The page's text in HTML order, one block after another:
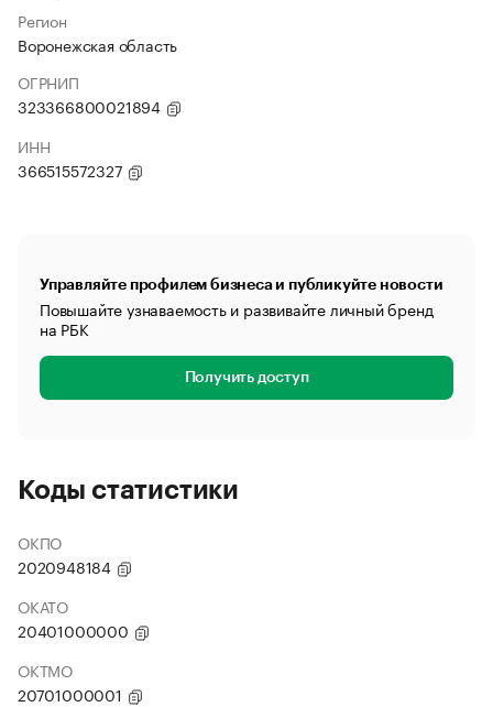
Регион
Воронежская область
ОГРНИП
323366800021894
ИНН
366515572327
Управляйте профилем бизнеса и публикуйте новости
Повышайте узнаваемость и развивайте личный бренд
на РБК
Получить доступ
Коды статистики
ОКПО
2020948184
ОКАТО
20401000000
ОКТМО
20701000001